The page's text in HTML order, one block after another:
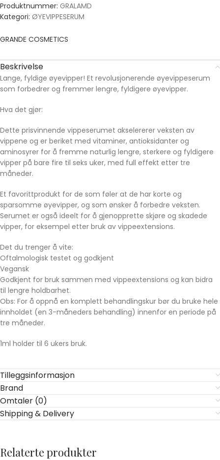
Produktnummer: GRALAMD
Kategori: ØYEVIPPESERUM
GRANDE COSMETICS
Beskrivelse
Lange, fyldige øyevipper! Et revolusjonerende øyevippeserum
som forbedrer og fremmer lengre, fyldigere øyevipper.
Hva det gjør:
Dette prisvinnende vippeserumet akselererer veksten av
vippene og er beriket med vitaminer, antioksidanter og
aminosyrer for å fremme naturlig lengre, sterkere og fyldigere
vipper på bare fire til seks uker, med full effekt etter tre
måneder.
Et favorittprodukt for de som føler at de har korte og
sparsomme øyevipper, og som ønsker å forbedre veksten.
Serumet er også ideelt for å gjenopprette skjøre og skadede
vipper, for eksempel etter bruk av vippeextensions.
Det du trenger å vite:
Oftalmologisk testet og godkjent
Vegansk
Godkjent for bruk sammen med vippeextensions og kan bidra
til lengre holdbarhet.
Obs: For å oppnå en komplett behandlingskur bør du bruke hele
innholdet (en 3-måneders behandling) innenfor en periode på
tre måneder.
1ml holder til 6 ukers bruk.
Tilleggsinformasjon
Brand
Omtaler (0)
Shipping & Delivery
Relaterte produkter